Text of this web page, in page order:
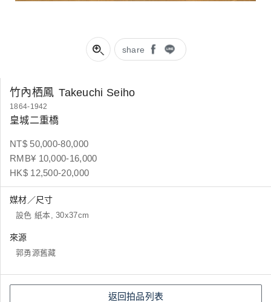
share
竹內栖鳳 Takeuchi Seiho
1864-1942
皇城二重橋
NT$ 50,000-80,000
RMB¥ 10,000-16,000
HK$ 12,500-20,000
媒材／尺寸
設色 紙本, 30x37cm
來源
郭勇源舊藏
返回拍品列表